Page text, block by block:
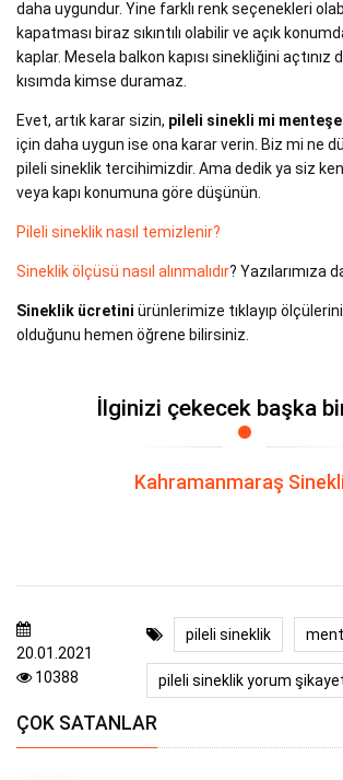
daha uygundur. Yine farklı renk seçenekleri
kapatması biraz sıkıntılı olabilir ve açık
kaplar. Mesela balkon kapısı sinekliğini açtınız
kısımda kimse duramaz.
Evet, artık karar sizin, pileli sinekli mi
için daha uygun ise ona karar verin. Biz mi ne
pileli sineklik tercihimizdir. Ama dedik ya siz
veya kapı konumuna göre düşünün.
Pileli sineklik nasıl temizlenir?
Sineklik ölçüsü nasıl alınmalıdır? Yazılarımıza
Sineklik ücretini ürünlerimize tıklayıp
olduğunu hemen öğrene bilirsiniz.
İlginizi çekecek başka
Kahramanmaraş
20.01.2021
10388
pileli sineklik
pileli sineklik yorum
ÇOK SATANLAR